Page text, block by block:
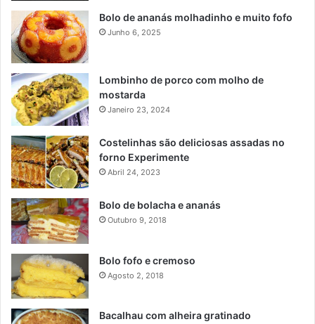
Bolo de ananás molhadinho e muito fofo
Junho 6, 2025
Lombinho de porco com molho de
mostarda
Janeiro 23, 2024
Costelinhas são deliciosas assadas no
forno Experimente
Abril 24, 2023
Bolo de bolacha e ananás
Outubro 9, 2018
Bolo fofo e cremoso
Agosto 2, 2018
Bacalhau com alheira gratinado